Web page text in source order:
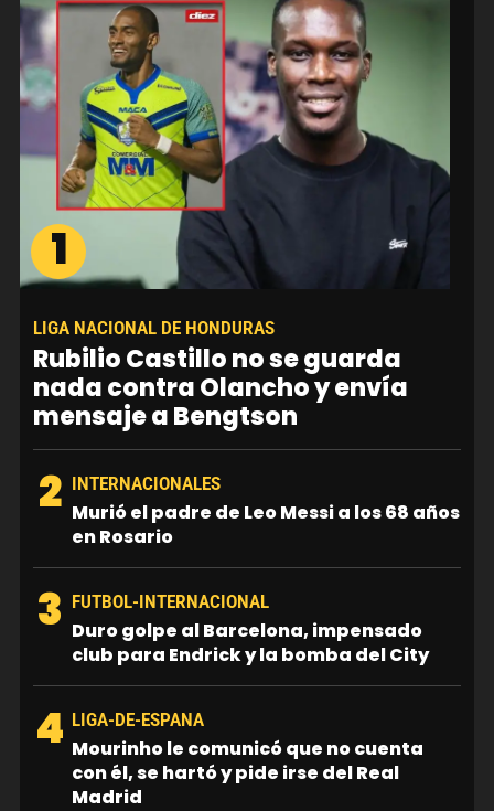
1
LIGA NACIONAL DE HONDURAS
Rubilio Castillo no se guarda
nada contra Olancho y envía
mensaje a Bengtson
2 INTERNACIONALES
Murió el padre de Leo Messi a los 68 años
en Rosario
3 FUTBOL-INTERNACIONAL
Duro golpe al Barcelona, impensado
club para Endrick y la bomba del City
4 LIGA-DE-ESPANA
Mourinho le comunicó que no cuenta
con él, se hartó y pide irse del Real
Madrid